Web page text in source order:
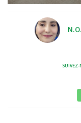
N.O.
SUIVEZ-